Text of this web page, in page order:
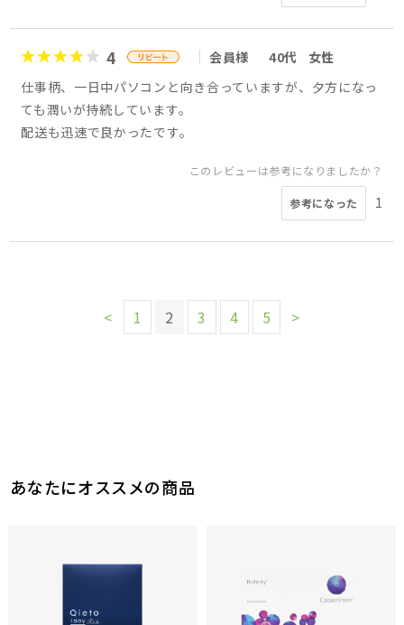
4 会員様 40代
女性
仕事柄、一日中パソコンと向き合っていますが、夕方になっ
ても潤いが持続しています。
配送も迅速で良かったです。
このレビューは参考になりましたか？
参考になった 1
< 1 2 3 4 5 >
あなたにオススメの商品